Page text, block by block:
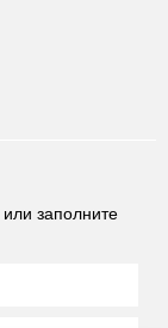
или заполните